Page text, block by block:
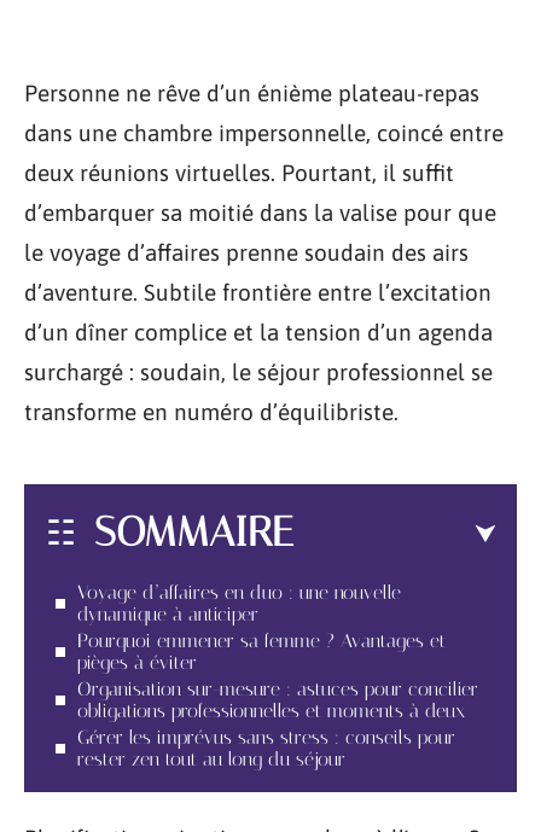
Personne ne rêve d’un énième plateau-repas
dans une chambre impersonnelle, coincé entre
deux réunions virtuelles. Pourtant, il suffit
d’embarquer sa moitié dans la valise pour que
le voyage d’affaires prenne soudain des airs
d’aventure. Subtile frontière entre l’excitation
d’un dîner complice et la tension d’un agenda
surchargé : soudain, le séjour professionnel se
transforme en numéro d’équilibriste.
SOMMAIRE
Voyage d’affaires en duo : une nouvelle
dynamique à anticiper
Pourquoi emmener sa femme ? Avantages et
pièges à éviter
Organisation sur-mesure : astuces pour concilier
obligations professionnelles et moments à deux
Gérer les imprévus sans stress : conseils pour
rester zen tout au long du séjour